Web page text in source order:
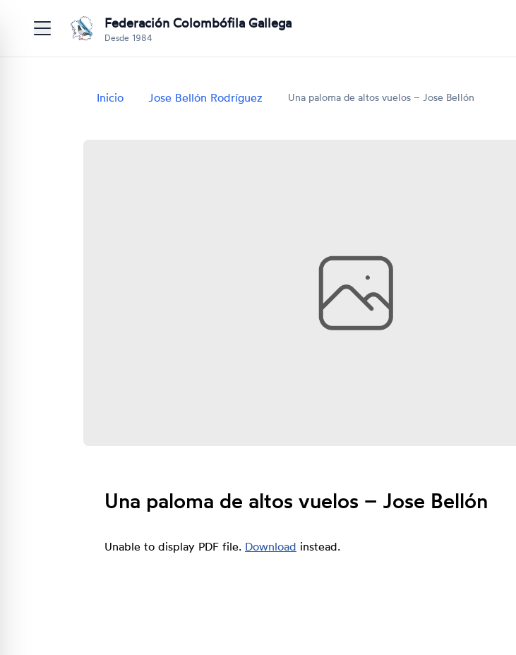
Federación Colombófila Gallega
Desde 1984
Inicio Jose Bellón Rodríguez Una paloma de altos vuelos – Jose Bellón
Una paloma de altos vuelos – Jose Bellón
Unable to display PDF file. Download instead.